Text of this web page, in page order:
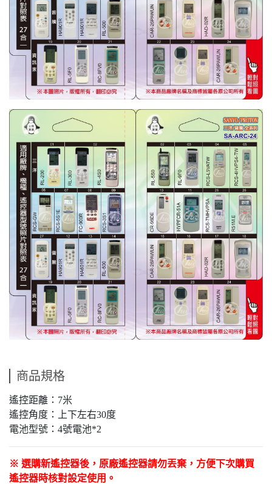
商品規格
遙控距離：7米
遙控角度：上下左右30度
電池型號：4號電池*2
※ 選購新遙控器後，原廠遙控器請勿丟棄，方便下次購買
遙控器時核對設定使用。